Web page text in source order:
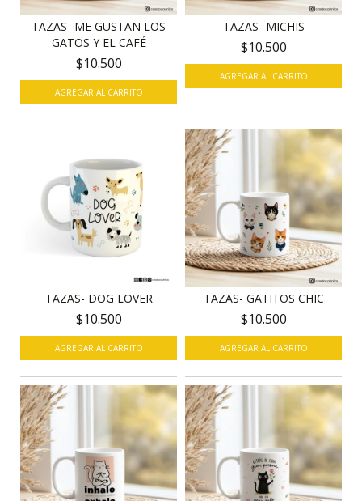
TAZAS- ME GUSTAN LOS
GATOS Y EL CAFÉ
$10.500
TAZAS- MICHIS
$10.500
AGREGAR AL CARRITO
TAZAS- DOG LOVER
$10.500
TAZAS- GATITOS CHIC
$10.500